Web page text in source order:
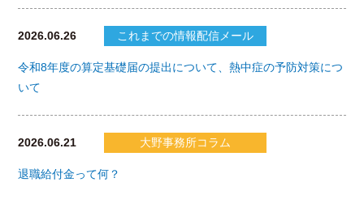
2026.06.26 これまでの情報配信メール
令和8年度の算定基礎届の提出について、熱中症の予防対策につ
いて
2026.06.21 大野事務所コラム
退職給付金って何？